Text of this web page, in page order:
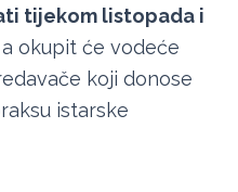
tijekom listopada i
a okupit će vodeće
koji donose
istarske